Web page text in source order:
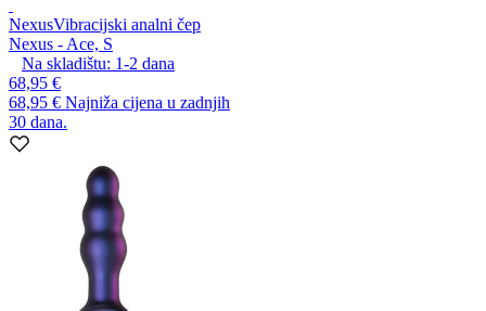
NexusVibracijski analni čep
Nexus - Ace, S
Na skladištu: 1-2 dana
68,95 €
68,95 € Najniža cijena u zadnjih
30 dana.